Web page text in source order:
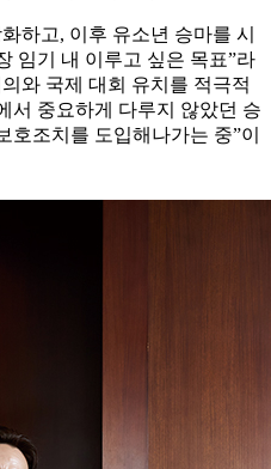
하고, 이후 유소년 승마를 시
임기 내 이루고 싶은 목표”라
와 국제 대회 유치를 적극적
서 중요하게 다루지 않았던 승
조치를 도입해나가는 중”이